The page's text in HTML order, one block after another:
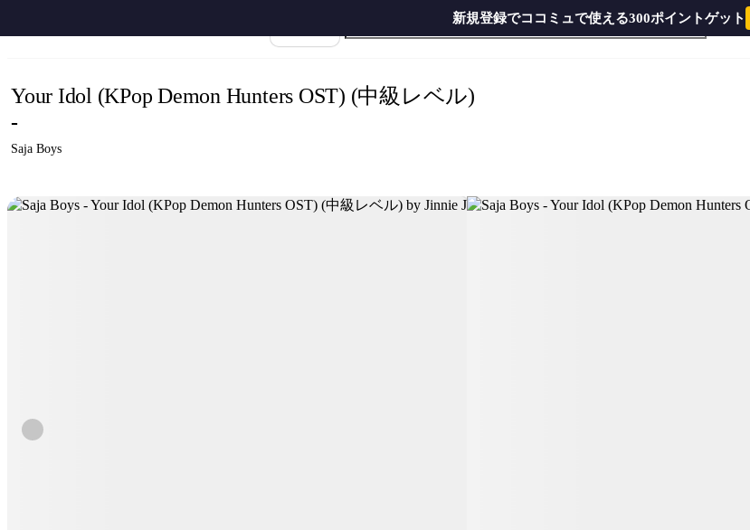
新規登録でココミュで使える300ポイントゲット
Saja Boys - Your Idol (KPop Demon Hunters OST) (中級レベル) by Jinnie J
Your Idol (KPop Demon Hunters OST) (中級レベル)
-
Saja Boys